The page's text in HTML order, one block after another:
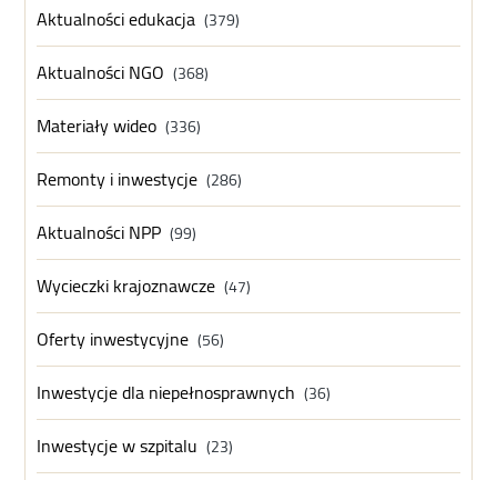
Aktualności edukacja (379)
Aktualności NGO (368)
Materiały wideo (336)
Remonty i inwestycje (286)
Aktualności NPP (99)
Wycieczki krajoznawcze (47)
Oferty inwestycyjne (56)
Inwestycje dla niepełnosprawnych (36)
Inwestycje w szpitalu (23)